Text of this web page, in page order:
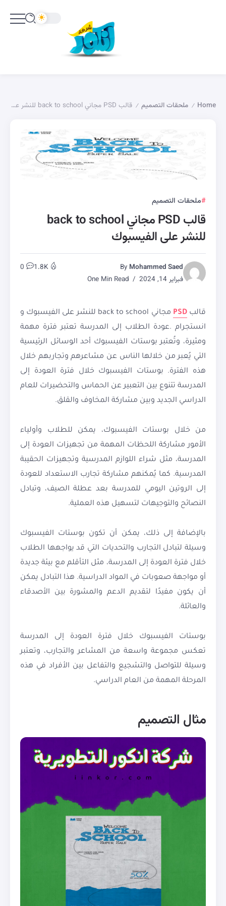
Home
/ ملحقات التصميم / قالب PSD مجاني back to school للنشر على الفيسبوك
ملحقات التصميم
قالب PSD مجاني back to school
للنشر على الفيسبوك
By Mohammed Saed
فبراير 14, 2024
1.8K
0
قالبPSD
مجاني back to school للنشر على الفيسبوك و
انستجرام .عودة الطلاب إلى المدرسة تعتبر فترة مهمة
ومثيرة، وتُعتبر بوستات الفيسبوك أحد الوسائل الرئيسية
التي يُعبر من خلالها الناس عن مشاعرهم وتجاربهم خلال
هذه الفترة. بوستات الفيسبوك خلال فترة العودة إلى
المدرسة تتنوع بين التعبير عن الحماس والتحضيرات للعام
الدراسي الجديد وبين مشاركة المخاوف والقلق.
من خلال بوستات الفيسبوك، يمكن للطلاب وأولياء
الأمور مشاركة اللحظات المهمة من تجهيزات العودة إلى
المدرسة، مثل شراء اللوازم المدرسية وتجهيزات الحقيبة
المدرسية. كما يُمكنهم مشاركة تجارب الاستعداد للعودة
إلى الروتين اليومي للمدرسة بعد عطلة الصيف، وتبادل
النصائح والتوجيهات لتسهيل هذه العملية.
بالإضافة إلى ذلك، يمكن أن تكون بوستات الفيسبوك
وسيلة لتبادل التجارب والتحديات التي قد يواجهها الطلاب
خلال فترة العودة إلى المدرسة، مثل التأقلم مع بيئة جديدة
أو مواجهة صعوبات في المواد الدراسية. هذا التبادل يمكن
أن يكون مفيدًا لتقديم الدعم والمشورة بين الأصدقاء
والعائلة.
بوستات الفيسبوك خلال فترة العودة إلى المدرسة
تعكس مجموعة واسعة من المشاعر والتجارب، وتعتبر
وسيلة للتواصل والتشجيع والتفاعل بين الأفراد في هذه
المرحلة المهمة من العام الدراسي.
مثال التصميم